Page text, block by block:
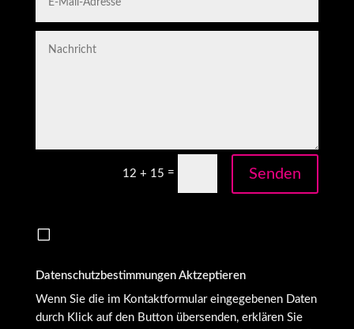
12 + 15 = Senden
V
Datenschutzbestimmungen Aktzeptieren
Wenn Sie die im Kontaktformular eingegebenen Daten
durch Klick auf den Button übersenden, erklären Sie